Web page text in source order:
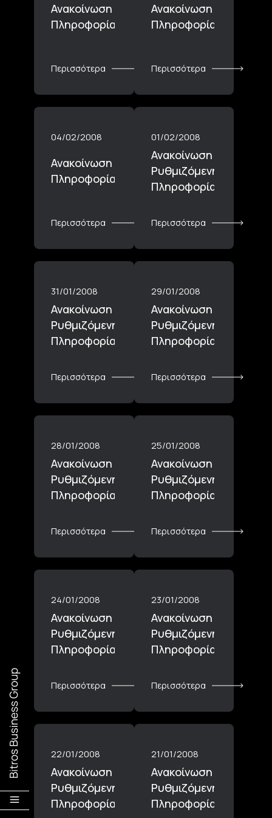
Ανακοίνωση Ρυθμιζόμενης
Πληροφορίας_06.02.2008
Περισσότερα
Ανακοίνωση
Περισσότερα
04/02/2008
Ανακοίνωση Ρυθμιζόμενης
Πληροφορίας_04.02.2008
Περισσότερα
01/02/2008
Ανακοίνωση
Ρυθμιζόμενης
Περισσότερα
31/01/2008
Ανακοίνωση
Ρυθμιζόμενης
Πληροφορίας_31.01.2008
Περισσότερα
29/01/2008
Ανακοίνωση
Ρυθμιζόμενης
Περισσότερα
28/01/2008
Ανακοίνωση
Ρυθμιζόμενης
Πληροφορίας_28.01.2008
Περισσότερα
25/01/2008
Ανακοίνωση
Ρυθμιζόμενης
Περισσότερα
24/01/2008
Ανακοίνωση
Ρυθμιζόμενης
Πληροφορίας_24.01.2008
Περισσότερα
23/01/2008
Ανακοίνωση
Ρυθμιζόμενης
Περισσότερα
22/01/2008
Ανακοίνωση
Ρυθμιζόμενης
Πληροφορίας_22.01.2008
21/01/2008
Ανακοίνωση
Ρυθμιζόμενης